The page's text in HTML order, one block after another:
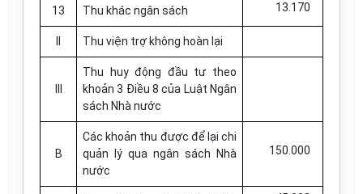
13 Thu khác ngân sách 13.170
Thu viện trợ không hoàn lại
Thu huy động đầu tư theo
khoản 3 Điều 8 của Luật Ngân
sách Nhà nước
B
Các khoản thu được để lại chi
quản lý qua ngân sách Nhà
nước
150.000